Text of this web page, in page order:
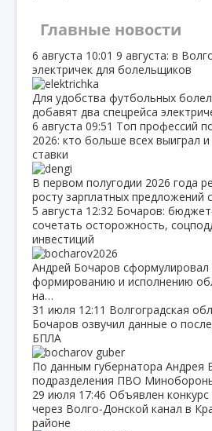
Главные новости
6 августа 10:01 9 августа: в
электричек для болельщиков
Для удобства футбольных
добавят два спецрейса
6 августа 09:51 Топ профессий
2026: кто больше всех выиграл
ставки
В первом полугодии 2026 года
росту зарплатных предложений
5 августа 12:32 Бочаров:
сочетать осторожность,
инвестиций
Андрей Бочаров сформулировал
формированию и исполнению
на…
31 июля 12:11 Волгоградская
Бочаров озвучил данные о
БПЛА
По данным губернатора Андрея
подразделения ПВО
29 июля 17:46 Объявлен
через Волго‑Донской канал в
районе